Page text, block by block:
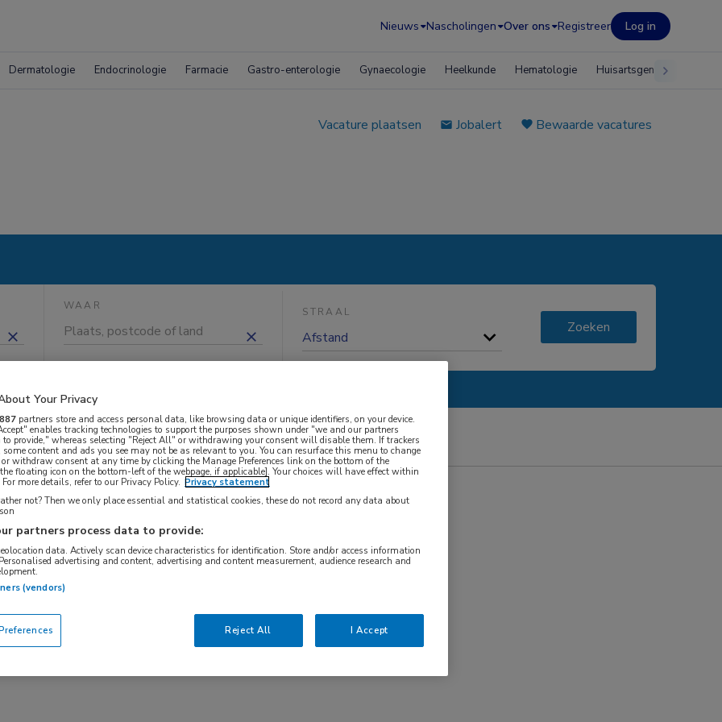
Nieuws Nascholingen Over ons Registreer Log in
Dermatologie Endocrinologie Farmacie Gastro-enterologie Gynaecologie Heelkunde Hematologie Huisartsgeneeskunde
Vacature plaatsen Jobalert
Bewaarde vacatures
WAAR STRAAL
Zoeken
direct via Medische banenbank op uw
867 Artsen vacatures. De Artsen
als of alsRSS-feed
vacatures voor Artsen
Your Privacy
887 partners store and access personal data, like browsing data or unique identifiers, on your device.
enables tracking technologies to support the purposes shown under "we and our partners
to provide," whereas selecting "Reject All" or withdrawing your consent will disable them. If trackers
some content and ads you see may not be as relevant to you. You can resurface this menu to change
or withdraw consent at any time by clicking the Manage Preferences link on the bottom of the
floating icon on the bottom-left of the webpage, if applicable]. Your choices will have effect within
more details, refer to our Privacy Policy. Privacy statement
not? Then we only place essential and statistical cookies, these do not record any data about
partners process data to provide:
data. Actively scan device characteristics for identification. Store and/or access information
advertising and content, advertising and content measurement, audience research and
(vendors)
Reject All I Accept